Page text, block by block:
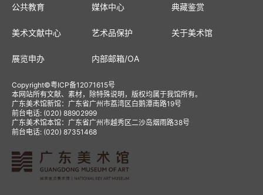
公共教育 媒体中心 典藏鉴赏
美术文献中心 艺术品保护 关于美术馆
展览申办 内部邮箱/OA
Copyright©粤ICP备12071615号
本网站所有文献、素材，除特殊说明，版权均属于我馆所有。
广东美术馆新馆：广东省广州市荔湾区白鹅潭南路19号
前台电话: (020) 88902999
广东美术馆本馆：广东省广州市越秀区二沙岛烟雨路38号
前台电话: (020) 87351468